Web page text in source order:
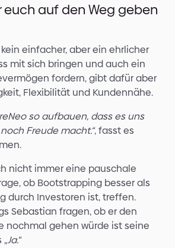
euch auf den Weg geben
einfacher, aber ein ehrlicher
mit sich bringen und auch ein
fordern, gibt dafür aber
Flexibilität und Kundennähe.
so aufbauen, dass es uns
Freude macht.“, fasst es
nicht immer eine pauschale
ob Bootstrapping besser als
durch Investoren ist, treffen.
Sebastian fragen, ob er den
nochmal gehen würde ist seine
„Ja.“